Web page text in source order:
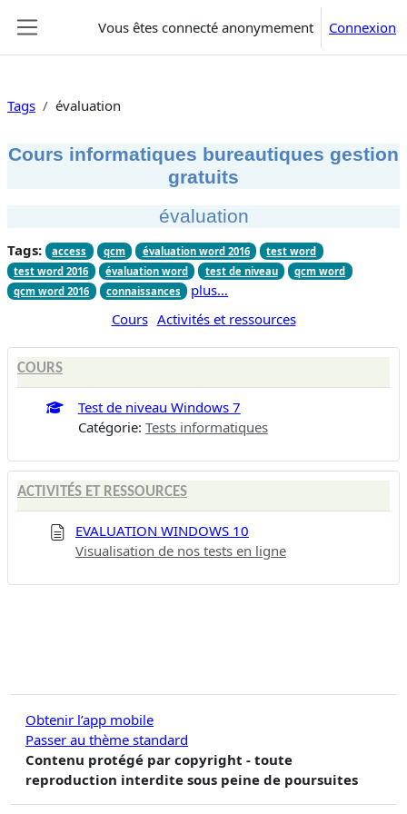
Vous êtes connecté anonymement Connexion
Tags évaluation
Cours informatiques bureautiques gestion
gratuits
évaluation
Tags: access qcm évaluation word 2016
test word
test word 2016
évaluation word test de niveau
qcm word
qcm word 2016
connaissances
plus…
Cours Activités et ressources
COURS
Test de niveau Windows 7
Catégorie: Tests informatiques
ACTIVITÉS ET RESSOURCES
EVALUATION WINDOWS 10
Visualisation de nos tests en ligne
Obtenir l’app mobile
Passer au thème standard
Contenu protégé par copyright - toute
reproduction interdite sous peine de poursuites